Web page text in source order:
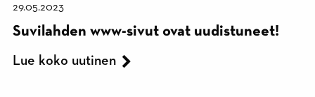
29.05.2023
Suvilahden www-sivut ovat uudistuneet!
Lue koko uutinen